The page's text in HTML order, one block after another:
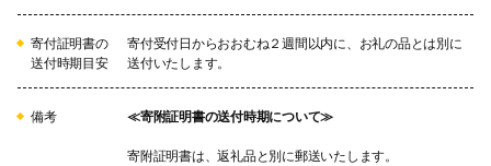
寄付証明書の
送付時期目安
寄付受付日からおおむね２週間以内に、お礼の品とは別に
送付いたします。
備考 ≪寄附証明書の送付時期について≫
寄附証明書は、返礼品と別に郵送いたします。